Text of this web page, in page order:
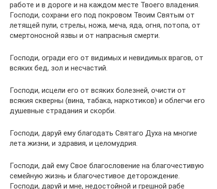
работе и в дороге и на каждом месте Твоего владения.
Господи, сохрани его под покровом Твоим Святым от
летящей пули, стрелы, ножа, меча, яда, огня, потопа, от
смертоносной язвы и от напрасныя смерти.
Господи, огради его от видимых и невидимых врагов, от
всяких бед, зол и несчастий.
Господи, исцели его от всяких болезней, очисти от
всякия скверны (вина, табака, наркотиков) и облегчи его
душевные страдания и скорби.
Господи, даруй ему благодать Святаго Духа на многие
лета жизни, и здравия, и целомудрия.
Господи, дай ему Свое благословение на благочестивую
семейную жизнь и благочестивое деторождение.
Господи, даруй и мне, недостойной и грешной рабе